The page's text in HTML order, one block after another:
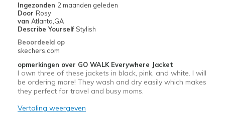
Ingezonden 2 maanden geleden
Door Rosy
van Atlanta,GA
Describe Yourself Stylish
Beoordeeld op
skechers.com
opmerkingen over GO WALK Everywhere Jacket
I own three of these jackets in black, pink, and white. I will
be ordering more! They wash and dry easily which makes
they perfect for travel and busy moms.
Vertaling weergeven